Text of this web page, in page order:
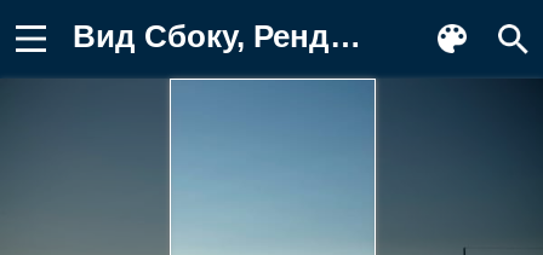
Вид Сбоку, Рендж Ровер (Range Rover) Обои